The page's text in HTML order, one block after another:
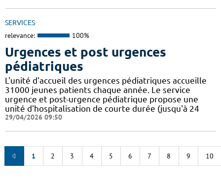
SERVICES
relevance: 100%
Urgences et post urgences
pédiatriques
L'unité d'accueil des urgences pédiatriques accueille
31000 jeunes patients chaque année. Le service
urgence et post-urgence pédiatrique propose une
unité d'hospitalisation de courte durée (jusqu'à 24
29/04/2026 09:50
1 2 3 4 5 6 7 8 9 10